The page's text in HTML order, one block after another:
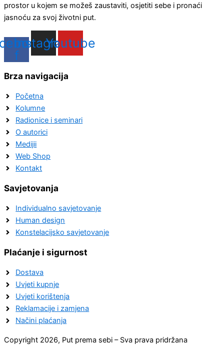
prostor u kojem se možeš zaustaviti, osjetiti sebe i pronaći
jasnoću za svoj životni put.
f
Instagram
Youtube
Brza navigacija
Početna
Kolumne
Radionice i seminari
O autorici
Medijii
Web Shop
Kontakt
Savjetovanja
Individualno savjetovanje
Human design
Konstelacijsko savjetovanje
Plaćanje i sigurnost
Dostava
Uvjeti kupnje
Uvjeti korištenja
Reklamacije i zamjena
Načini plaćanja
Copyright 2026, Put prema sebi – Sva prava pridržana